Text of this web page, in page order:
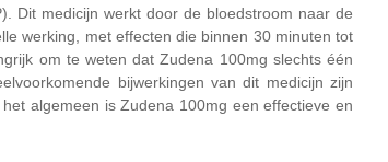
Dit medicijn werkt door de bloedstroom naar de
werking, met effecten die binnen 30 minuten tot
om te weten dat Zudena 100mg slechts één
bijwerkingen van dit medicijn zijn
algemeen is Zudena 100mg een effectieve en